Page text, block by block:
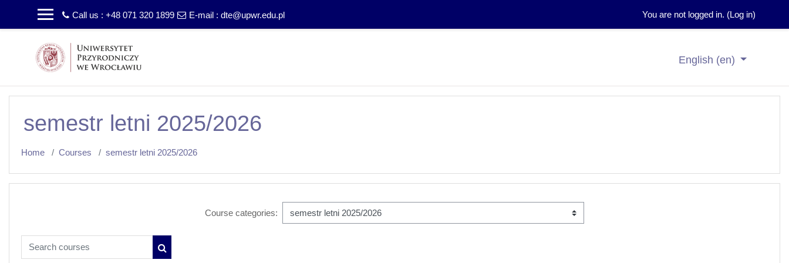
Call us : +48 071 320 1899
E-mail : dte@upwr.edu.pl You are not logged in. (Log in)
English ‎(en)‎
semestr letni 2025/2026
Home Courses semestr letni 2025/2026
Course categories:
Search courses